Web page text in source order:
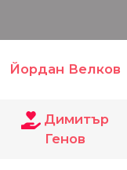
Йордан Велков
Димитър
Генов